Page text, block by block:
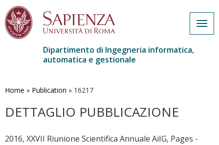
contenuto
Dipartimento di Ingegneria informatica,
automatica e gestionale
Home » Publication » 16217
DETTAGLIO PUBBLICAZIONE
2016, XXVII Riunione Scientifica Annuale AiIG, Pages -